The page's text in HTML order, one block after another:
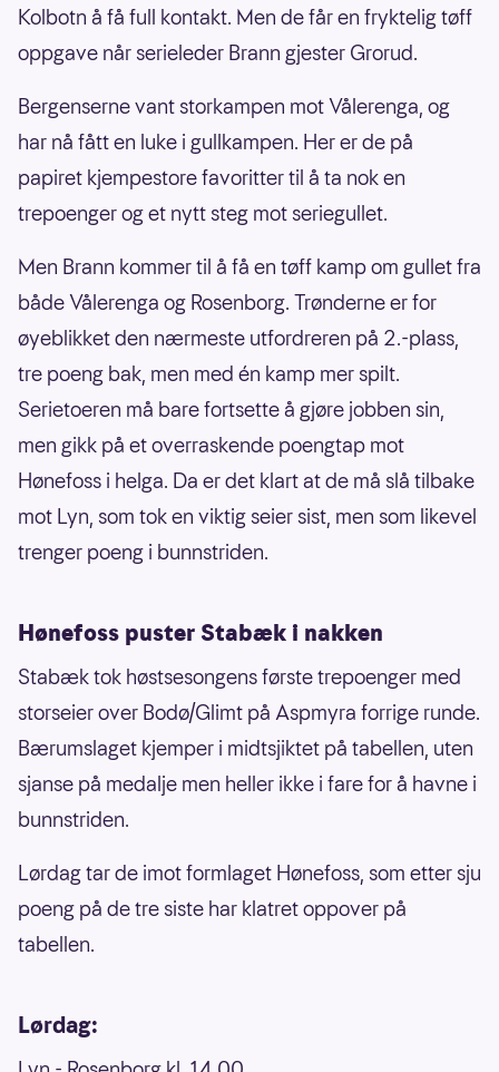
Kolbotn å få full kontakt. Men de får en fryktelig tøff
oppgave når serieleder Brann gjester Grorud.
Bergenserne vant storkampen mot Vålerenga, og
har nå fått en luke i gullkampen. Her er de på
papiret kjempestore favoritter til å ta nok en
trepoenger og et nytt steg mot seriegullet.
Men Brann kommer til å få en tøff kamp om gullet fra
både Vålerenga og Rosenborg. Trønderne er for
øyeblikket den nærmeste utfordreren på 2.-plass,
tre poeng bak, men med én kamp mer spilt.
Serietoeren må bare fortsette å gjøre jobben sin,
men gikk på et overraskende poengtap mot
Hønefoss i helga. Da er det klart at de må slå tilbake
mot Lyn, som tok en viktig seier sist, men som likevel
trenger poeng i bunnstriden.
Hønefoss puster Stabæk i nakken
Stabæk tok høstsesongens første trepoenger med
storseier over Bodø/Glimt på Aspmyra forrige runde.
Bærumslaget kjemper i midtsjiktet på tabellen, uten
sjanse på medalje men heller ikke i fare for å havne i
bunnstriden.
Lørdag tar de imot formlaget Hønefoss, som etter sju
poeng på de tre siste har klatret oppover på
tabellen.
Lørdag: